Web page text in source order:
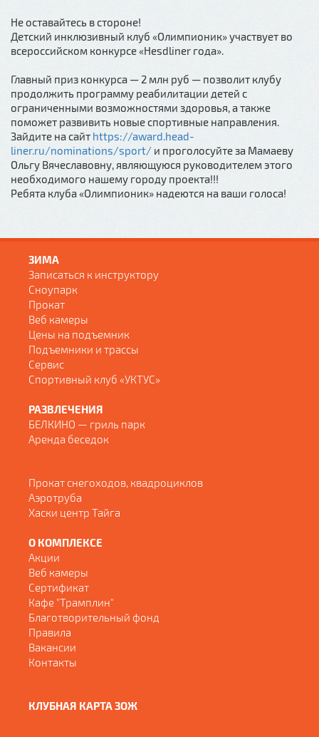
Не оставайтесь в стороне!
Детский инклюзивный клуб «Олимпионик» участвует во
всероссийском конкурсе «Hesdliner года».
Главный приз конкурса — 2 млн руб — позволит клубу
продолжить программу реабилитации детей с
ограниченными возможностями здоровья, а также
поможет развивить новые спортивные направления.
Зайдите на сайт https://award.head-
liner.ru/nominations/sport/ и проголосуйте за Мамаеву
Ольгу Вячеславовну, являющуюся руководителем этого
необходимого нашему городу проекта!!!
Ребята клуба «Олимпионик» надеются на ваши голоса!
ЗИМА
Записаться к инструктору
Сноупарк
Прокат
Веб камеры
Цены на подъемник
Подъемники и трассы
Сервис
Спортивный клуб «УКТУС»
РАЗВЛЕЧЕНИЯ
БЕЛКИНО — гриль парк
Аренда беседок
Прокат снегоходов, квадроциклов
Аэротруба
Хаски центр Тайга
О КОМПЛЕКСЕ
Акции
Веб камеры
Сертификат
Кафе "Трамплин"
Благотворительный фонд
Правила
Вакансии
Контакты
КЛУБНАЯ КАРТА ЗОЖ